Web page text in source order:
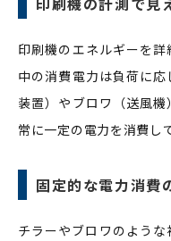
印刷機のエネルギーを
中の消費電力は負荷に
装置）やブロワ（送風
常に一定の電力を消費し
固定的な電力消費
チラーやブロワのよう